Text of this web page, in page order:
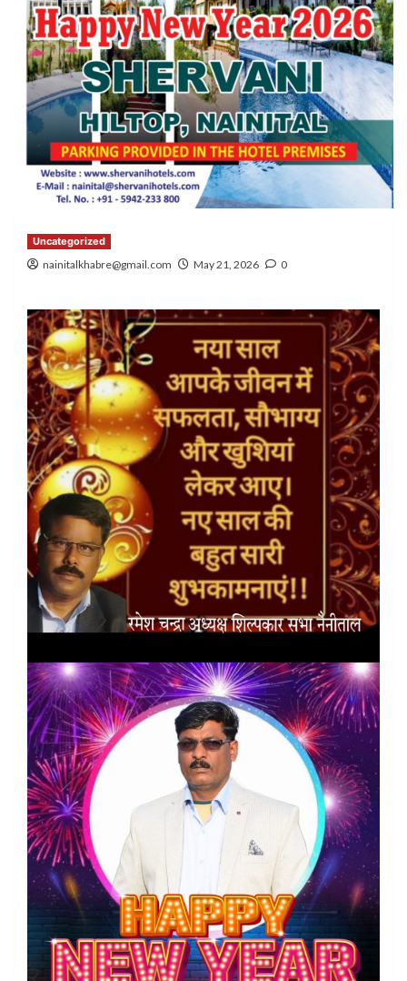
Uncategorized
nainitalkhabre@gmail.com May 21, 2026 0